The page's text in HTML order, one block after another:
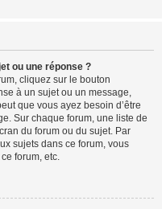
ou une réponse ?
cliquez sur le bouton
à un sujet ou un message,
que vous ayez besoin d’être
Sur chaque forum, une liste de
du forum ou du sujet. Par
sujets dans ce forum, vous
forum, etc.